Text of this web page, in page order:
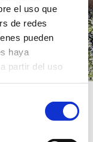
el uso que
de redes
pueden
haya
partir del uso
de